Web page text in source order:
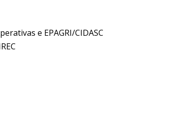
e EPAGRI/CIDASC